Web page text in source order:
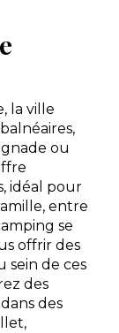
la ville
ou
idéal pour
entre
se
offrir des
sein de ces
des
des